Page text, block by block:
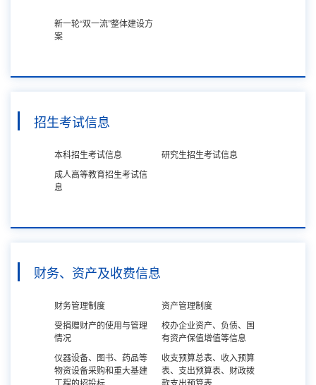
新一轮“双一流”整体建设方
案
招生考试信息
本科招生考试信息
研究生招生考试信息
成人高等教育招生考试信
息
财务、资产及收费信息
财务管理制度
资产管理制度
受捐赠财产的使用与管理
情况
校办企业资产、负债、国
有资产保值增值等信息
仪器设备、图书、药品等
物资设备采购和重大基建
收支预算总表、收入预算
表、支出预算表、财政拨